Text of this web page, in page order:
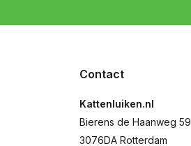
Contact
Kattenluiken.nl
Bierens de Haanweg 59
3076DA Rotterdam